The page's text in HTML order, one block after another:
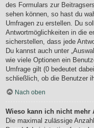
des Formulars zur
sehen können, so hast du
Umfragen zu erstellen. Du
Antwortmöglichkeiten in die
sicherstellen, dass jede
Du kannst auch unter
wie viele Optionen ein
Umfrage gilt (0 bedeutet
schließlich, ob die Benutzer
Nach oben
Wieso kann ich nicht mehr
Die maximal zulässige